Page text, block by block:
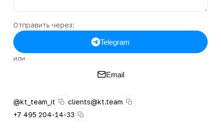
Отправить через:
Telegram
или
Email
@kt_team_it
clients@kt.team
+7 495 204-14-33